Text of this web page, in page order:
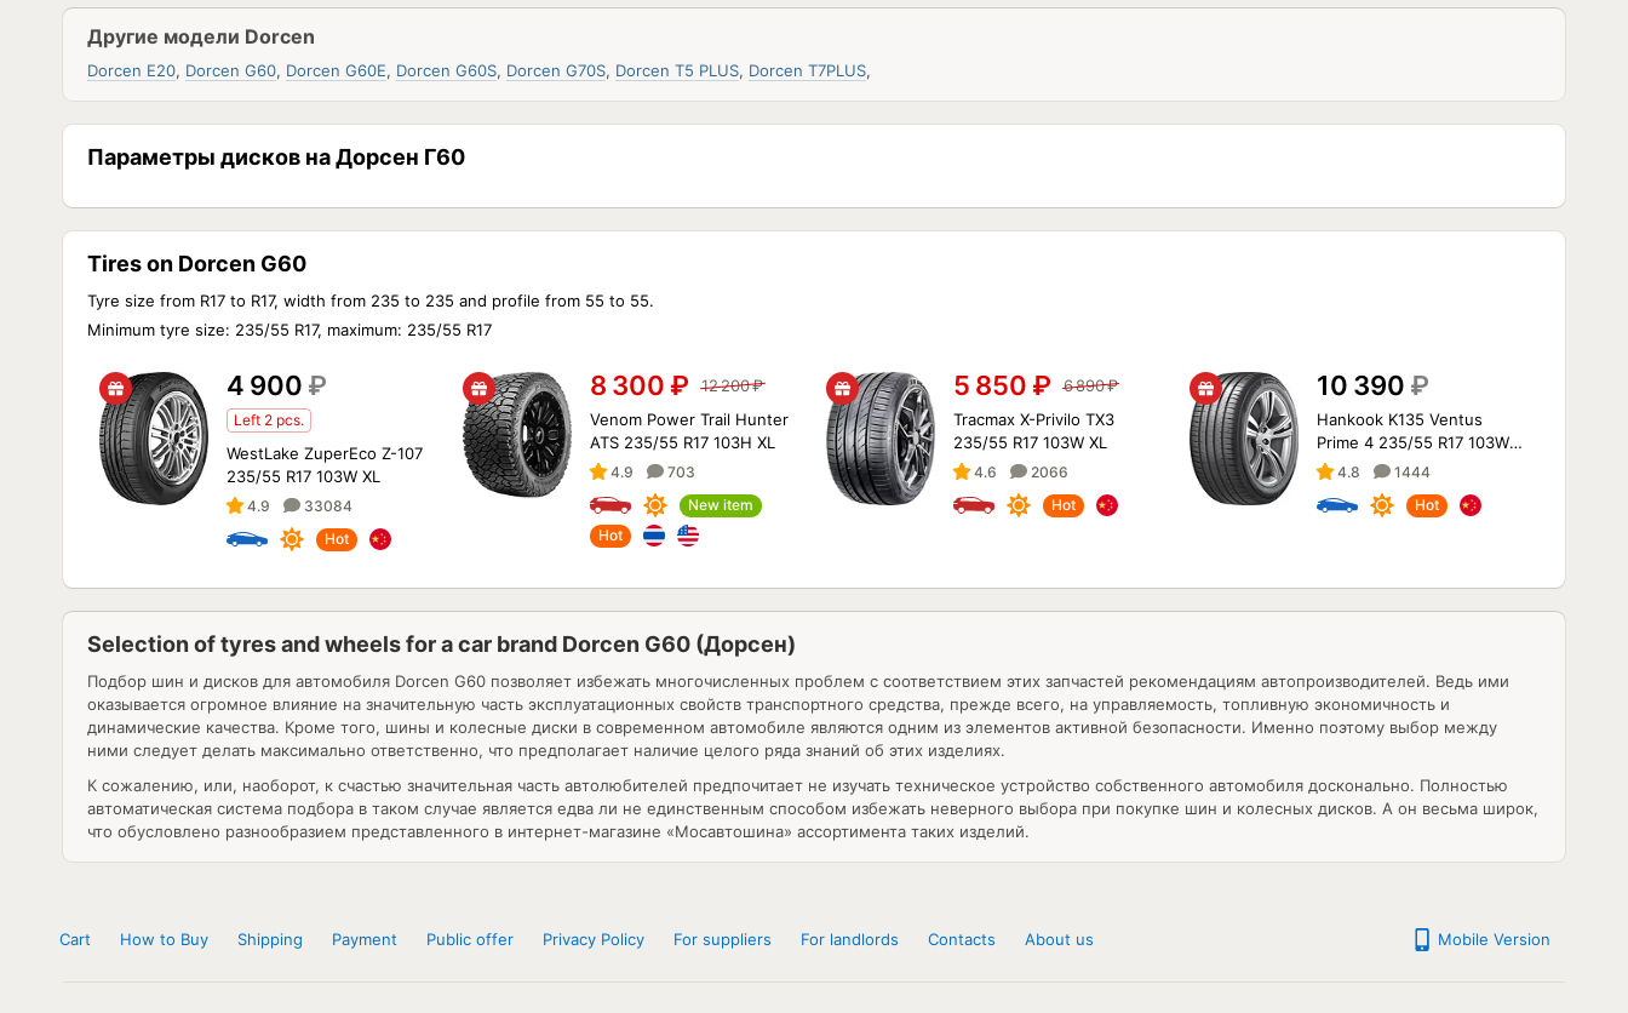
Другие модели Dorcen
Dorcen E20, Dorcen G60, Dorcen G60E, Dorcen G60S, Dorcen G70S, Dorcen T5 PLUS, Dorcen T7PLUS,
Параметры дисков на Дорсен Г60
Tires on Dorcen G60
Tyre size from R17 to R17, width from 235 to 235 and profile from 55 to 55.
Minimum tyre size: 235/55 R17, maximum: 235/55 R17
4 900 ₽
Left 2 pcs.
WestLake ZuperEco Z-107
235/55 R17 103W XL
4.9
33084
Hot
8 300 ₽ 12 200₽
Venom Power Trail Hunter
ATS 235/55 R17 103H XL
4.9
703
New item
Hot
5 850 ₽ 6 890₽
Tracmax X-Privilo TX3
235/55 R17 103W XL
4.6
2066
Hot
10 390 ₽
Hankook K135 Ventus
Prime 4 235/55 R17 103W
XL4.8
1444
Hot
Selection of tyres and wheels for a car brand Dorcen G60 (Дорсен)
Подбор шин и дисков для автомобиля Dorcen G60 позволяет избежать многочисленных проблем с соответствием этих запчастей рекомендациям автопроизводителей. Ведь ими
оказывается огромное влияние на значительную часть эксплуатационных свойств транспортного средства, прежде всего, на управляемость, топливную экономичность и
динамические качества. Кроме того, шины и колесные диски в современном автомобиле являются одним из элементов активной безопасности. Именно поэтому выбор между
ними следует делать максимально ответственно, что предполагает наличие целого ряда знаний об этих изделиях.
К сожалению, или, наоборот, к счастью значительная часть автолюбителей предпочитает не изучать техническое устройство собственного автомобиля досконально. Полностью
автоматическая система подбора в таком случае является едва ли не единственным способом избежать неверного выбора при покупке шин и колесных дисков. А он весьма широк,
что обусловлено разнообразием представленного в интернет-магазине «Мосавтошина» ассортимента таких изделий.
Cart How to Buy Shipping Payment Public offer Privacy Policy For suppliers For landlords Contacts About us Mobile Version